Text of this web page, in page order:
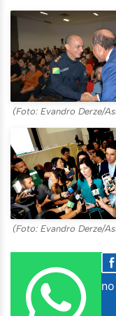
(Foto: Evandro Derze/
(Foto: Evandro Derze/